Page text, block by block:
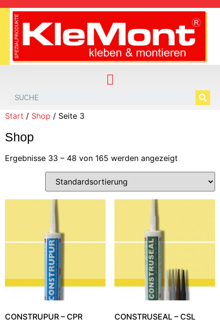
Start / Shop / Seite 3
Shop
Ergebnisse 33 – 48 von 165 werden angezeigt
CONSTRUPUR – CPR CONSTRUSEAL – CSL